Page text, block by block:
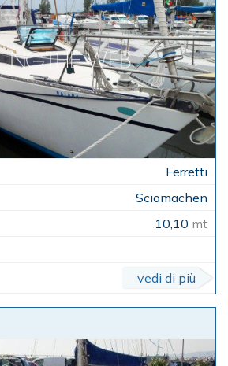
Ferretti
Sciomachen
10,10 mt
vedi di più